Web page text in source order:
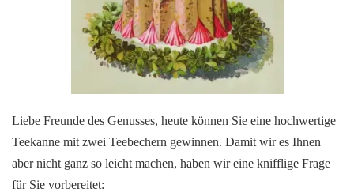
Liebe Freunde des Genusses, heute können Sie eine hochwertige
Teekanne mit zwei Teebechern gewinnen. Damit wir es Ihnen
aber nicht ganz so leicht machen, haben wir eine knifflige Frage
für Sie vorbereitet: